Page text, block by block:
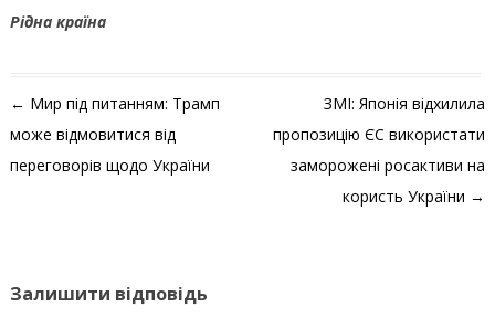
Рідна країна
Навігація по запису
← Мир під питанням: Трамп
може відмовитися від
переговорів щодо України
ЗМІ: Японія відхилила
пропозицію ЄС використати
заморожені росактиви на
користь України →
Залишити відповідь